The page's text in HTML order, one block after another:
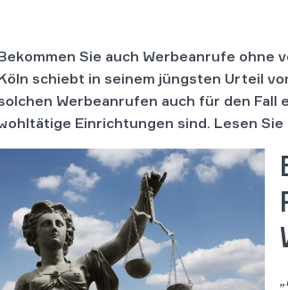
Sie auch Werbeanrufe ohne
schiebt in seinem jüngsten Urteil
Werbeanrufen auch für den Fall
Einrichtungen sind. Lesen